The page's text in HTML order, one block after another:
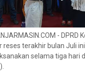
- DPRD
reses terakhir bulan Juli
selama tiga hari